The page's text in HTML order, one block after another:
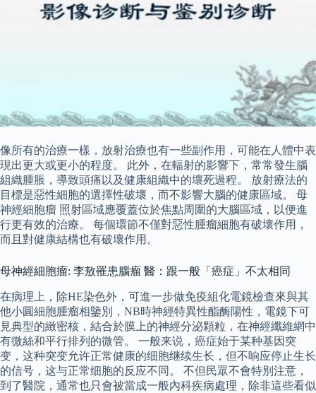
像所有的治療一樣，放射治療也有一些副作用，可能在人體中表
現出更大或更小的程度。 此外，在輻射的影響下，常常發生腦
組織腫脹，導致頭痛以及健康組織中的壞死過程。 放射療法的
目標是惡性細胞的選擇性破壞，而不影響大腦的健康區域。 母
神經細胞瘤 照射區域應覆蓋位於焦點周圍的大腦區域，以便進
行更有效的治療。 每個環節不僅對惡性腫瘤細胞有破壞作用，
而且對健康結構也有破壞作用。
母神經細胞瘤: 李敖罹患腦瘤 醫：跟一般「癌症」不太相同
在病理上，除HE染色外，可進一步做免疫組化電鏡檢查來與其
他小圓細胞腫瘤相鑒別，NB時神經特異性酯酶陽性，電鏡下可
見典型的緻密核，結合於膜上的神經分泌顆粒，在神經纖維網中
有微絲和平行排列的微管。 一般来说，癌症始于某种基因突
变，这种突变允许正常健康的细胞继续生长，但不响应停止生长
的信号，这与正常细胞的反应不同。 不但民眾不會特別注意，
到了醫院，通常也只會被當成一般內科疾病處理，除非這些看似